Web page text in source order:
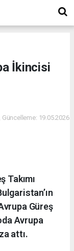
İkincisi
19.05.2026
Takımı
Güreş
Avrupa
attı.